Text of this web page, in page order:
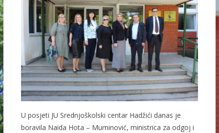
U posjeti JU Srednjoškolski centar Hadžići danas je
boravila Naida Hota – Muminović, ministrica za odgoj i